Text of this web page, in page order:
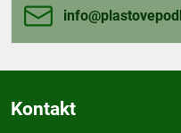
Kontakt